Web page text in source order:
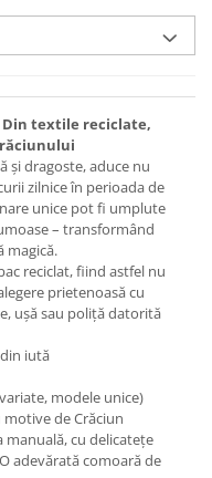
Din textile reciclate,
și dragoste, aduce nu
zilnice în perioada de
unice pot fi umplute
– transformând
magică.
reciclat, fiind astfel nu
prietenoasă cu
ușă sau poliță datorită
iută
modele unice)
motive de Crăciun
manuală, cu delicatețe
adevărată comoară de